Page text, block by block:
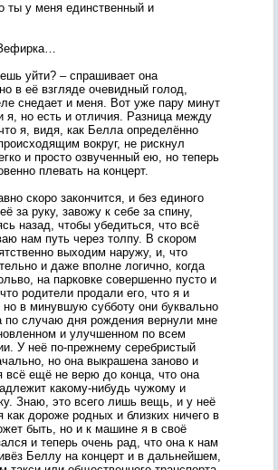
ты у меня единственный и
уйти? – спрашивает она
в её взгляде очевидный голод,
снедает и меня. Вот уже пару минут
но есть и отличия. Разница между
я, видя, как Белла определённо
вокруг, не рискнул
и просто озвученный ею, но теперь
плевать на концерт.
скоро закончится, и без единого
за руку, завожу к себе за спину,
назад, чтобы убедиться, что всё
нам путь через толпу. В скором
выходим наружу, и, что
и даже вполне логично, когда
на парковке совершенно пусто и
родители продали его, что я и
в минувшую субботу они буквально
по случаю дня рождения вернули мне
и улучшенном по всем
У неё по-прежнему серебристый
но она выкрашена заново и
всё ещё не верю до конца, что она
какому-нибудь чужому и
Знаю, это всего лишь вещь, и у неё
как дороже родных и близких ничего в
быть, но и к машине я в своё
и теперь очень рад, что она к нам
Беллу на концерт и в дальнейшем,